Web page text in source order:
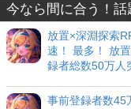
今なら間に合う！話
放置×深淵探索
速！ 最多！ 放
録者総数50万人
事前登録者数45